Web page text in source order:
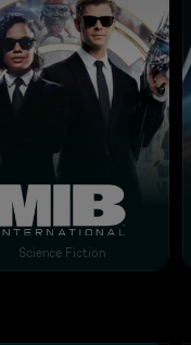
in Black:
Science Fiction